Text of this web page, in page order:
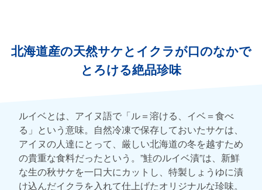
北海道産の天然サケとイクラが口のなかで
とろける絶品珍味
ルイベとは、アイヌ語で「ル＝溶ける、イベ＝食べ
る」という意味。自然冷凍で保存しておいたサケは、
アイヌの人達にとって、厳しい北海道の冬を越すため
の貴重な食料だったという。”鮭のルイベ漬”は、新鮮
な生の秋サケを一口大にカットし、特製しょうゆに漬
け込んだイクラを入れて仕上げたオリジナルな珍味。